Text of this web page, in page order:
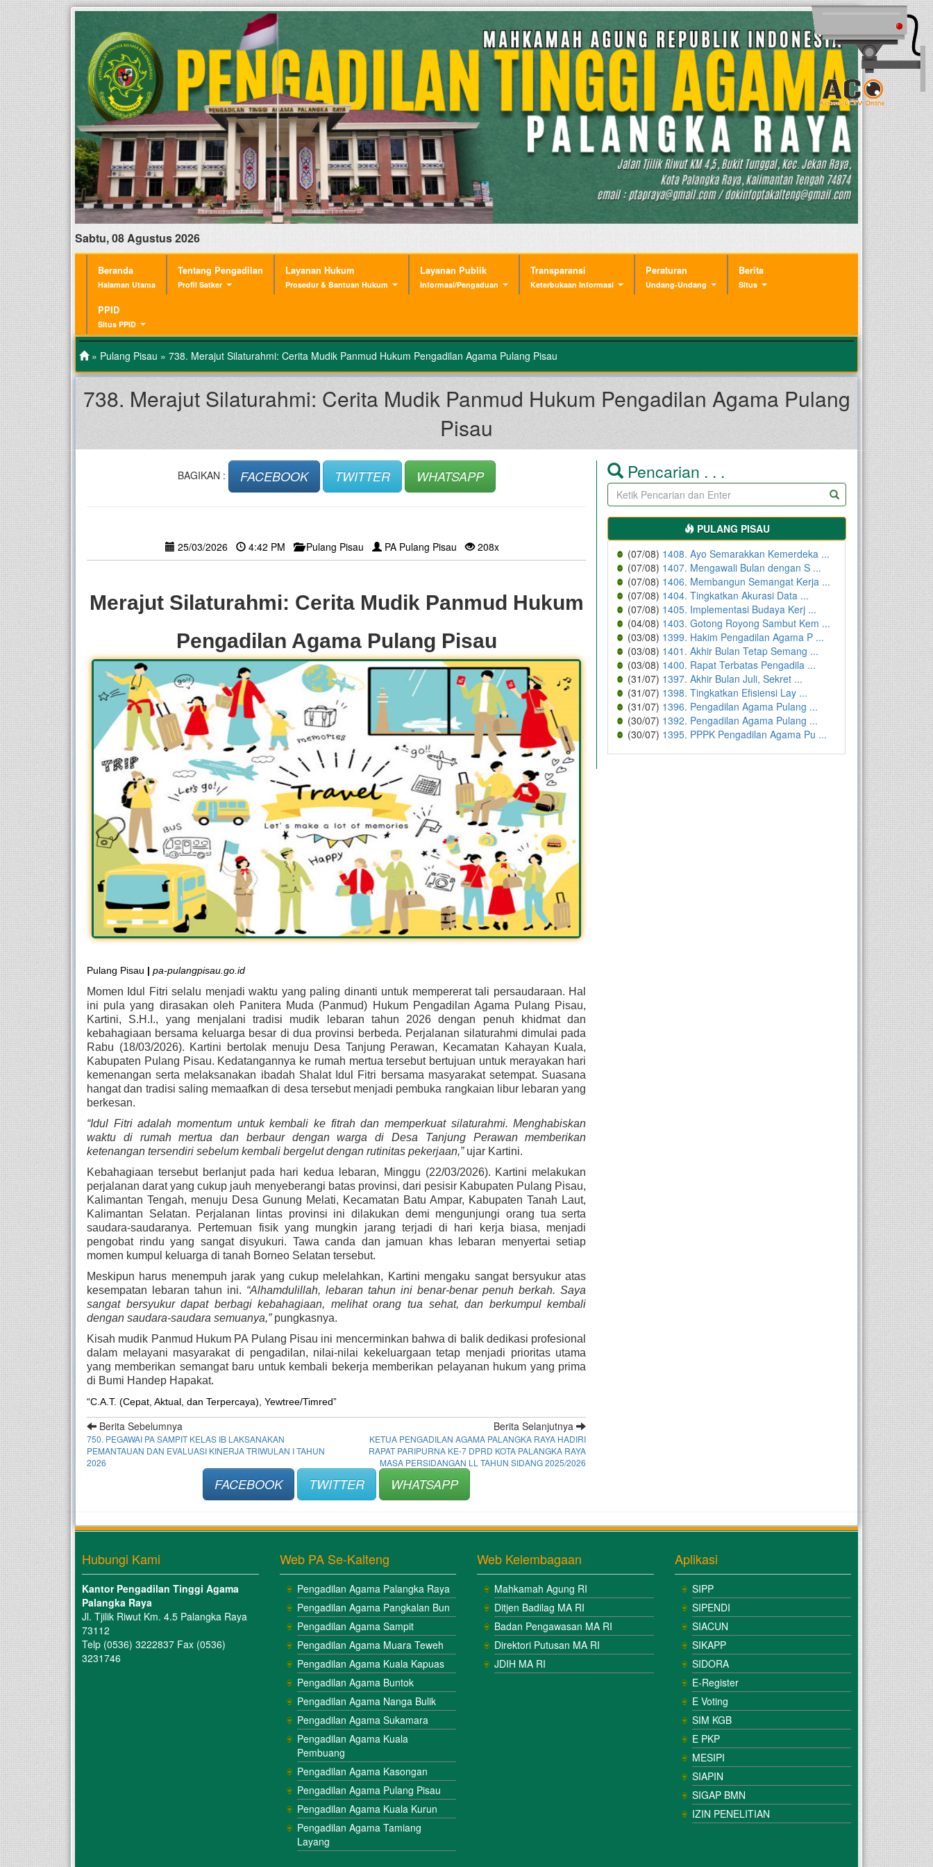
Sabtu, 08 Agustus 2026
Beranda
Halaman Utama
Tentang Pengadilan
Profil Satker
Layanan Hukum
Prosedur & Bantuan Hukum
Layanan Publik
Informasi/Pengaduan
Transparansi
Keterbukaan Informasi
Peraturan
Undang-Undang
Berita
Situs
PPID
Situs PPID
» Pulang Pisau » 738. Merajut Silaturahmi: Cerita Mudik Panmud Hukum Pengadilan Agama Pulang Pisau
738. Merajut Silaturahmi: Cerita Mudik Panmud Hukum Pengadilan Agama Pulang
Pisau
BAGIKAN : FACEBOOK TWITTER WHATSAPP
25/03/2026 4:42 PM Pulang Pisau PA Pulang Pisau
208x
Merajut Silaturahmi: Cerita Mudik Panmud Hukum
Pengadilan Agama Pulang Pisau
Pulang Pisau | pa-pulangpisau.go.id
Momen Idul Fitri selalu menjadi waktu yang paling dinanti untuk mempererat tali persaudaraan. Hal
ini pula yang dirasakan oleh Panitera Muda (Panmud) Hukum Pengadilan Agama Pulang Pisau,
Kartini, S.H.I., yang menjalani tradisi mudik lebaran tahun 2026 dengan penuh khidmat dan
kebahagiaan bersama keluarga besar di dua provinsi berbeda. Perjalanan silaturahmi dimulai pada
Rabu (18/03/2026). Kartini bertolak menuju Desa Tanjung Perawan, Kecamatan Kahayan Kuala,
Kabupaten Pulang Pisau. Kedatangannya ke rumah mertua tersebut bertujuan untuk merayakan hari
kemenangan serta melaksanakan ibadah Shalat Idul Fitri bersama masyarakat setempat. Suasana
hangat dan tradisi saling memaafkan di desa tersebut menjadi pembuka rangkaian libur lebaran yang
berkesan.
“Idul Fitri adalah momentum untuk kembali ke fitrah dan memperkuat silaturahmi. Menghabiskan
waktu di rumah mertua dan berbaur dengan warga di Desa Tanjung Perawan memberikan
ketenangan tersendiri sebelum kembali bergelut dengan rutinitas pekerjaan,”ujar Kartini.
Kebahagiaan tersebut berlanjut pada hari kedua lebaran, Minggu (22/03/2026). Kartini melakukan
perjalanan darat yang cukup jauh menyeberangi batas provinsi, dari pesisir Kabupaten Pulang Pisau,
Kalimantan Tengah, menuju Desa Gunung Melati, Kecamatan Batu Ampar, Kabupaten Tanah Laut,
Kalimantan Selatan. Perjalanan lintas provinsi ini dilakukan demi mengunjungi orang tua serta
saudara-saudaranya. Pertemuan fisik yang mungkin jarang terjadi di hari kerja biasa, menjadi
pengobat rindu yang sangat disyukuri. Tawa canda dan jamuan khas lebaran menyertai setiap
momen kumpul keluarga di tanah Borneo Selatan tersebut.
Meskipun harus menempuh jarak yang cukup melelahkan, Kartini mengaku sangat bersyukur atas
kesempatan lebaran tahun ini. “Alhamdulillah, lebaran tahun ini benar-benar penuh berkah. Saya
sangat bersyukur dapat berbagi kebahagiaan, melihat orang tua sehat, dan berkumpul kembali
dengan saudara-saudara semuanya,”pungkasnya.
Kisah mudik Panmud Hukum PA Pulang Pisau ini mencerminkan bahwa di balik dedikasi profesional
dalam melayani masyarakat di pengadilan, nilai-nilai kekeluargaan tetap menjadi prioritas utama
yang memberikan semangat baru untuk kembali bekerja memberikan pelayanan hukum yang prima
di Bumi Handep Hapakat.
“C.A.T. (Cepat, Aktual, dan Terpercaya), Yewtree/Timred”
Berita Sebelumnya
750. PEGAWAI PA SAMPIT KELAS IB LAKSANAKAN
PEMANTAUAN DAN EVALUASI KINERJA TRIWULAN I TAHUN
2026
Berita Selanjutnya
KETUA PENGADILAN AGAMA PALANGKA RAYA HADIRI
RAPAT PARIPURNA KE-7 DPRD KOTA PALANGKA RAYA
MASA PERSIDANGAN LL TAHUN SIDANG 2025/2026
FACEBOOK TWITTER WHATSAPP
Pencarian . . .
PULANG PISAU
(07/08) 1408. Ayo Semarakkan Kemerdeka ...
(07/08) 1407. Mengawali Bulan dengan S ...
(07/08) 1406. Membangun Semangat Kerja ...
(07/08) 1404. Tingkatkan Akurasi Data ...
(07/08) 1405. Implementasi Budaya Kerj ...
(04/08) 1403. Gotong Royong Sambut Kem ...
(03/08) 1399. Hakim Pengadilan Agama P ...
(03/08) 1401. Akhir Bulan Tetap Semang ...
(03/08) 1400. Rapat Terbatas Pengadila ...
(31/07) 1397. Akhir Bulan Juli, Sekret ...
(31/07) 1398. Tingkatkan Efisiensi Lay ...
(31/07) 1396. Pengadilan Agama Pulang ...
(30/07) 1392. Pengadilan Agama Pulang ...
(30/07) 1395. PPPK Pengadilan Agama Pu ...
Hubungi Kami
Kantor Pengadilan Tinggi Agama
Palangka Raya
Jl. Tjilik Riwut Km. 4.5 Palangka Raya
73112
Telp (0536) 3222837 Fax (0536)
3231746
Web PA Se-Kalteng
Pengadilan Agama Palangka Raya
Pengadilan Agama Pangkalan Bun
Pengadilan Agama Sampit
Pengadilan Agama Muara Teweh
Pengadilan Agama Kuala Kapuas
Pengadilan Agama Buntok
Pengadilan Agama Nanga Bulik
Pengadilan Agama Sukamara
Pengadilan Agama Kuala
Pembuang
Pengadilan Agama Kasongan
Pengadilan Agama Pulang Pisau
Pengadilan Agama Kuala Kurun
Pengadilan Agama Tamiang
Layang
Web Kelembagaan
Mahkamah Agung RI
Ditjen Badilag MA RI
Badan Pengawasan MA RI
Direktori Putusan MA RI
JDIH MA RI
Aplikasi
SIPP
SIPENDI
SIACUN
SIKAPP
SIDORA
E-Register
E Voting
SIM KGB
E PKP
MESIPI
SIAPIN
SIGAP BMN
IZIN PENELITIAN